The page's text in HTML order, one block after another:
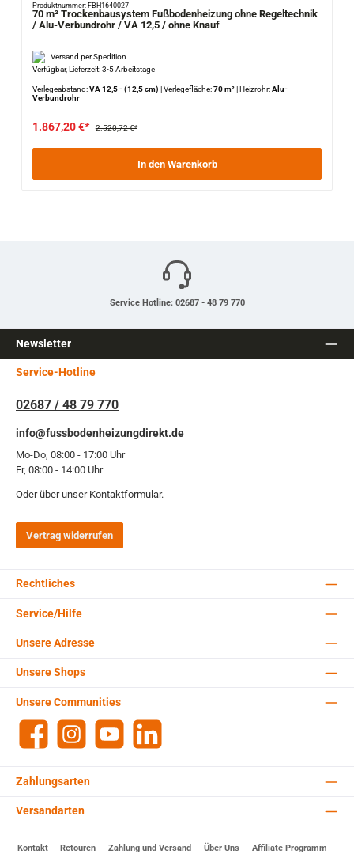
Produktnummer: FBH1640027
70 m² Trockenbausystem Fußbodenheizung ohne Regeltechnik
/ Alu-Verbundrohr / VA 12,5 / ohne Knauf
Versand per Spedition
Verfügbar, Lieferzeit: 3-5 Arbeitstage
Verlegeabstand:
VA 12,5 - (12,5 cm) |Verlegefläche:70 m²|Heizrohr:Alu-
Verbundrohr
1.867,20 €* 2.520,72 €*
In den Warenkorb
Service Hotline: 02687 - 48 79 770
Newsletter
Service-Hotline
02687 / 48 79 770
info@fussbodenheizungdirekt.de
Mo-Do, 08:00 - 17:00 Uhr
Fr, 08:00 - 14:00 Uhr
Oder über unser Kontaktformular.
Vertrag widerrufen
Rechtliches
Service/Hilfe
Zahlungsarten
Versandarten
Unsere Adresse
Unsere Communities
Facebook Instagram YouTube
Unsere Shops
Kontakt Retouren Zahlung und Versand Über Uns Affiliate Programm